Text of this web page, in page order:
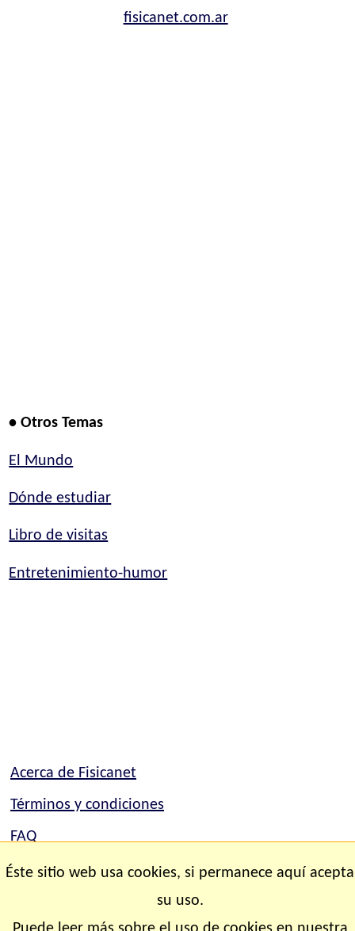
fisicanet.com.ar
• Otros Temas
El Mundo
Dónde estudiar
Libro de visitas
Entretenimiento-humor
Acerca de Fisicanet
Términos y condiciones
FAQ
Mapa del sitio
Éste sitio web usa cookies, si permanece aquí acepta
su uso.